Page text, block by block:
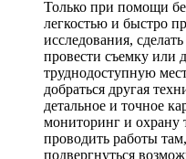
Только при помощи
легкостью и быстро
исследования,
провести съемку или
труднодоступную
добраться другая
детальное и точное
мониторинг и охрану
проводить работы
подвергнуться